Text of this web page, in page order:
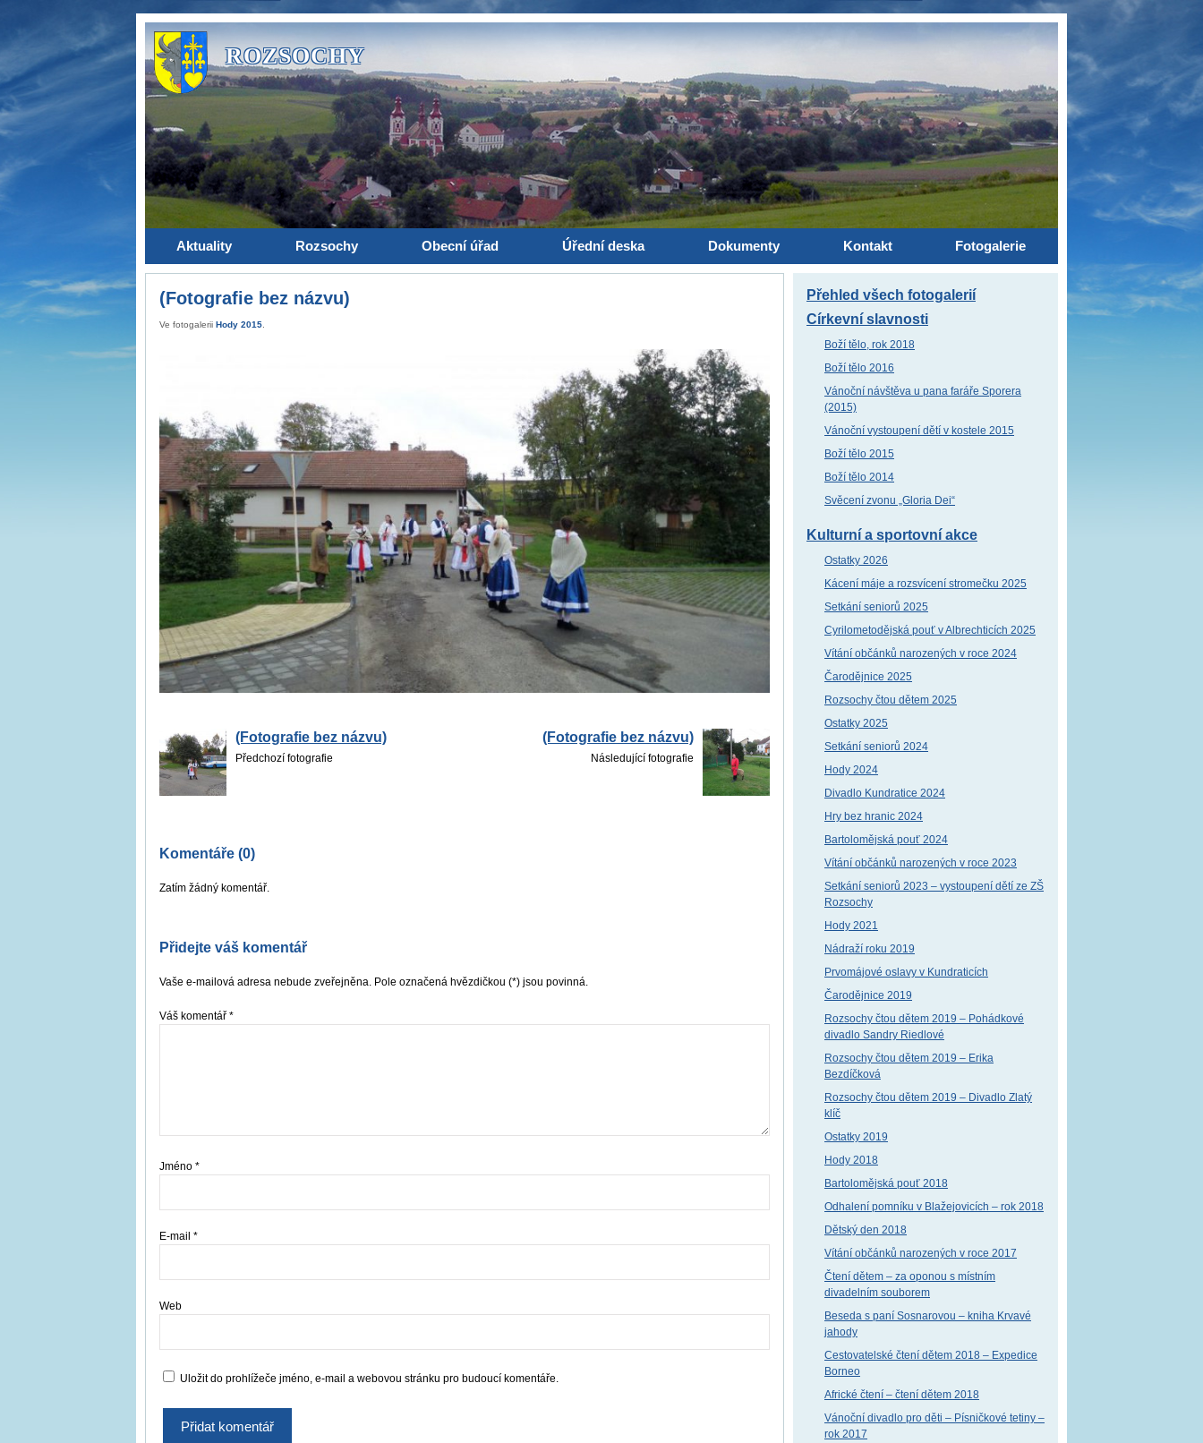
ROZSOCHY
Aktuality Rozsochy Obecní úřad Úřední deska Dokumenty Kontakt Fotogalerie
(Fotografie bez názvu)
Ve fotogalerii Hody 2015
(Fotografie bez názvu)
Předchozí fotografie
(Fotografie bez názvu)
Následující fotografie
Komentáře (0)
Zatím žádný komentář.
Přidejte váš komentář
Vaše e-mailová adresa nebude zveřejněna. Pole označená hvězdičkou (*) jsou povinná.
Váš komentář *
Jméno *
E-mail *
Web
Uložit do prohlížeče jméno, e-mail a webovou stránku pro budoucí komentáře.
Přehled všech fotogalerií
Církevní slavnosti
Boží tělo, rok 2018
Boží tělo 2016
Vánoční návštěva u pana faráře Sporera
(2015)
Vánoční vystoupení dětí v kostele 2015
Boží tělo 2015
Boží tělo 2014
Svěcení zvonu „Gloria Dei“
Kulturní a sportovní akce
Ostatky 2026
Kácení máje a rozsvícení stromečku 2025
Setkání seniorů 2025
Cyrilometodějská pouť v Albrechticích 2025
Vítání občánků narozených v roce 2024
Čarodějnice 2025
Rozsochy čtou dětem 2025
Ostatky 2025
Setkání seniorů 2024
Hody 2024
Divadlo Kundratice 2024
Hry bez hranic 2024
Bartolomějská pouť 2024
Vítání občánků narozených v roce 2023
Setkání seniorů 2023 – vystoupení dětí ze ZŠ
Rozsochy
Hody 2021
Nádraží roku 2019
Prvomájové oslavy v Kundraticích
Čarodějnice 2019
Rozsochy čtou dětem 2019 – Pohádkové
divadlo Sandry Riedlové
Rozsochy čtou dětem 2019 – Erika
Bezdíčková
Rozsochy čtou dětem 2019 – Divadlo Zlatý
klíč
Ostatky 2019
Hody 2018
Bartolomějská pouť 2018
Odhalení pomníku v Blažejovicích – rok 2018
Dětský den 2018
Vítání občánků narozených v roce 2017
Čtení dětem – za oponou s místním
divadelním souborem
Beseda s paní Sosnarovou – kniha Krvavé
jahody
Cestovatelské čtení dětem 2018 – Expedice
Borneo
Africké čtení – čtení dětem 2018
Vánoční divadlo pro děti – Písničkové tetiny –
rok 2017